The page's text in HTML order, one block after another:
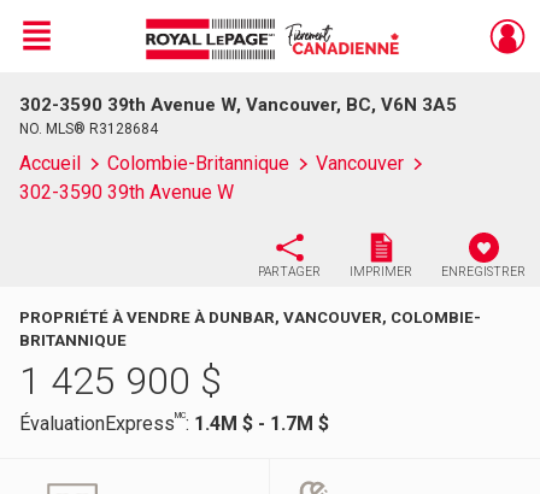
Live
En Direct
Menu
302-3590 39th Avenue W, Vancouver, BC, V6N 3A5
NO. MLS® R3128684
Accueil Colombie-Britannique
Vancouver
302-3590 39th Avenue W
PARTAGER IMPRIMER ENREGISTRER
PROPRIÉTÉ À VENDRE À DUNBAR, VANCOUVER, COLOMBIE-
BRITANNIQUE
1 425 900 $
ÉvaluationExpressMC: 1.4M $ - 1.7M $